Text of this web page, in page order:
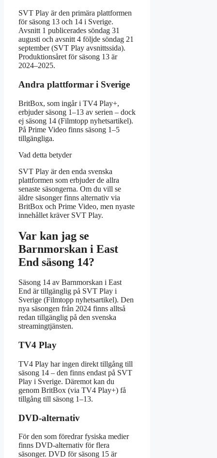
SVT Play är den primära plattformen
för säsong 13 och 14 i Sverige.
Avsnitt 1 publicerades söndag 31
augusti och avsnitt 4 följde söndag 21
september (SVT Play avsnittssida).
Produktionsåret för säsong 13 är
2024–2025.
Andra plattformar i Sverige
BritBox, som ingår i TV4 Play+,
erbjuder säsong 1–13 av serien – dock
ej säsong 14 (Filmtopp nyhetsartikel).
På Prime Video finns säsong 1–5
tillgängliga.
Vad detta betyder
SVT Play är den enda svenska
plattformen som erbjuder de allra
senaste säsongerna. Om du vill se
äldre säsonger finns alternativ via
BritBox och Prime Video, men nyaste
innehållet kräver SVT Play.
Var kan jag se
Barnmorskan i East
End säsong 14?
Säsong 14 av Barnmorskan i East
End är tillgänglig på SVT Play i
Sverige (Filmtopp nyhetsartikel). Den
nya säsongen från 2024 finns alltså
redan tillgänglig på den svenska
streamingtjänsten.
TV4 Play
TV4 Play har ingen direkt tillgång till
säsong 14 – den finns endast på SVT
Play i Sverige. Däremot kan du
genom BritBox (via TV4 Play+) få
tillgång till säsong 1–13.
DVD-alternativ
För den som föredrar fysiska medier
finns DVD-alternativ för flera
säsonger. DVD för säsong 15 är